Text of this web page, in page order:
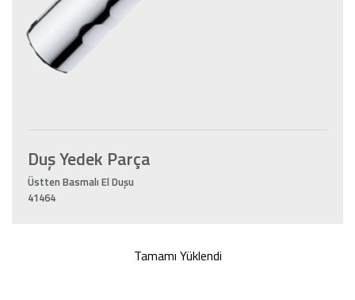
Duş Yedek Parça
Üstten Basmalı El Duşu
41464
Tamamı Yüklendi